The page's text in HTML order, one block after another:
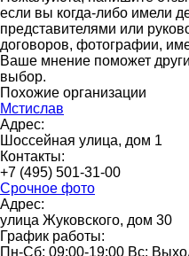
если вы когда-либо имели
представителями или
договоров, фотографии,
Ваше мнение поможет
выбор.
Похожие организации
Мстислав
Адрес:
Шоссейная улица, дом 1
Контакты:
+7 (495) 501-31-00
Срочное фото
Адрес:
улица Жуковского, дом 30
График работы:
Пн-Сб: 09:00-19:00 Вс: